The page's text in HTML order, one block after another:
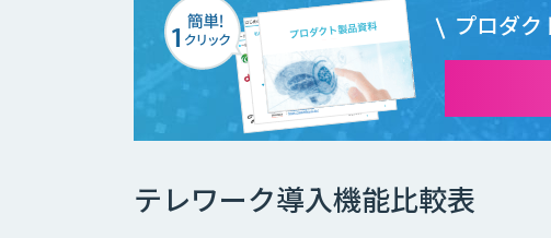
プロダク
テレワーク導入機能比較表